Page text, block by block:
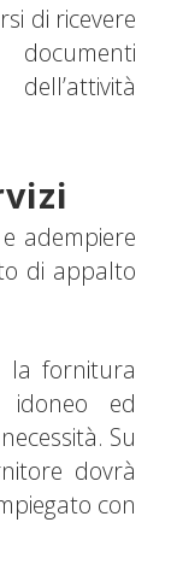
di ricevere
adempiere
di appalto
la fornitura
idoneo ed
Su
dovrà
con